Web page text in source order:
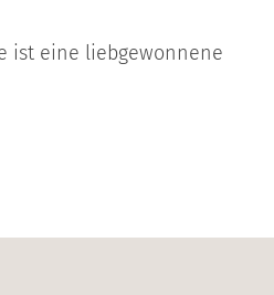
ist eine liebgewonnene